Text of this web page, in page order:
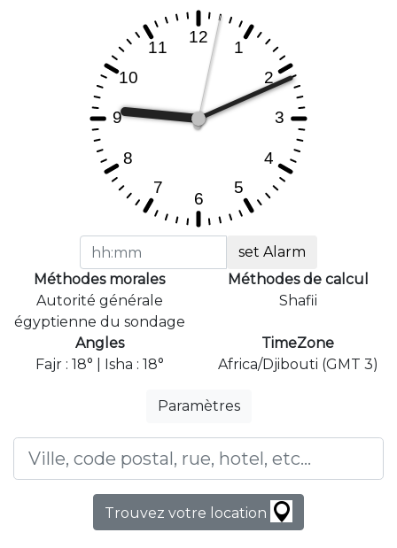
set Alarm
Méthodes morales
Autorité générale
égyptienne du sondage
Méthodes de calcul
Shafii
Angles
Fajr : 18° | Isha : 18°
TimeZone
Africa/Djibouti (GMT 3)
Paramètres
Trouvez votre location